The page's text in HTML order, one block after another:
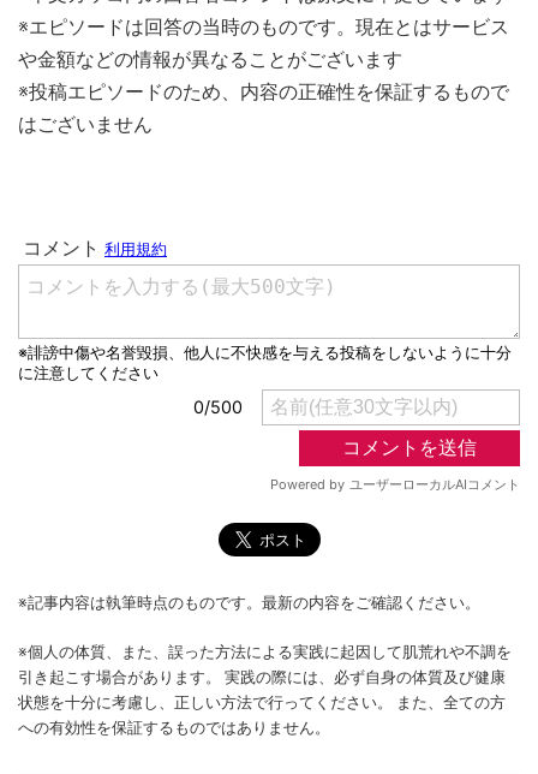
※エピソードは回答の当時のものです。現在とはサービス
や金額などの情報が異なることがございます
※投稿エピソードのため、内容の正確性を保証するもので
はございません
※記事内容は執筆時点のものです。最新の内容をご確認ください。
※個人の体質、また、誤った方法による実践に起因して肌荒れや不調を
引き起こす場合があります。 実践の際には、必ず自身の体質及び健康
状態を十分に考慮し、正しい方法で行ってください。 また、全ての方
への有効性を保証するものではありません。